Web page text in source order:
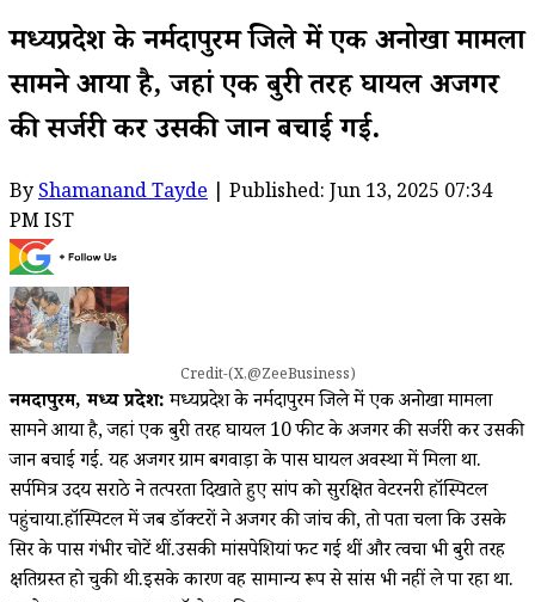
मध्यप्रदेश के नर्मदापुरम जिले में एक अनोखा मामला
सामने आया है, जहां एक बुरी तरह घायल अजगर
की सर्जरी कर उसकी जान बचाई गई.
ByShamanand Tayde | Published: Jun 13, 2025 07:34
PM IST
Credit-(X,@ZeeBusiness)
नर्मदापुरम, मध्य प्रदेश:मध्यप्रदेश के नर्मदापुरम जिले में एक अनोखा मामला
सामने आया है, जहां एक बुरी तरह घायल 10 फीट के अजगर की सर्जरी कर उसकी
जान बचाई गई. यह अजगर ग्राम बगवाड़ा के पास घायल अवस्था में मिला था.
सर्पमित्र उदय सराठे ने तत्परता दिखाते हुए सांप को सुरक्षित वेटरनरी हॉस्पिटल
पहुंचाया.हॉस्पिटल में जब डॉक्टरों ने अजगर की जांच की, तो पता चला कि उसके
सिर के पास गंभीर चोटें थीं.उसकी मांसपेशियां फट गई थीं और त्वचा भी बुरी तरह
क्षतिग्रस्त हो चुकी थी.इसके कारण वह सामान्य रूप से सांस भी नहीं ले पा रहा था.